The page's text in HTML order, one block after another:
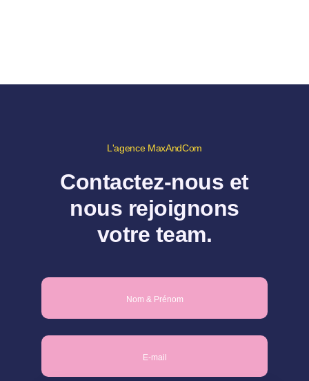
L'agence MaxAndCom
Contactez-nous et
nous rejoignons
votre team.